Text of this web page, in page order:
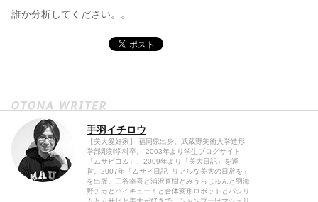
誰か分析してください。。
手羽イチロウ
【美大愛好家】 福岡県出身。武蔵野美術大学造形
学部彫刻学科卒。 2003年より学生ブログサイト
「ムサビコム」、2009年より「美大日記」を運
営。2007年「ムサビ日記 -リアルな美大の日常を」
を出版。三谷幸喜と浦沢直樹とみうらじゅんと羽海
野チカとハイキュー！と合体変形ロボットとパシリ